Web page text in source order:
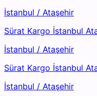
İstanbul / Ataşehir
Sürat Kargo İstanbul
İstanbul / Ataşehir
Sürat Kargo İstanbul
İstanbul / Ataşehir